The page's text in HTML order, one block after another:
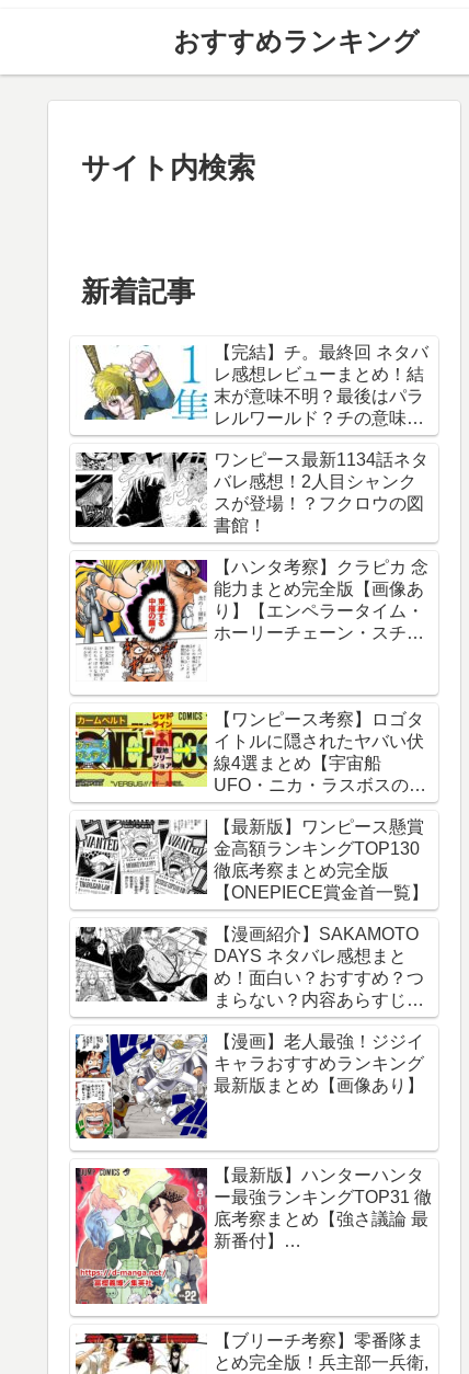
おすすめランキング
サイト内検索
新着記事
【完結】チ。最終回 ネタバ
レ感想レビューまとめ！結
末が意味不明？最後はパラ
レルワールド？チの意味
は？内容あらすじは？アル
ベルト・ブルゼフスキと
は？【総合評価評判】【地
球の運動について】
ワンピース最新1134話ネタ
バレ感想！2人目シャンク
スが登場！？フクロウの図
書館！
【ハンタ考察】クラピカ 念
能力まとめ完全版【画像あ
り】【エンペラータイム・
ホーリーチェーン・スチー
ン】
【ワンピース考察】ロゴタ
イトルに隠されたヤバい伏
線4選まとめ【宇宙船
UFO・ニカ・ラスボスのイ
ム様・グランドライン】
【最新版】ワンピース懸賞
金高額ランキングTOP130
徹底考察まとめ完全版
【ONEPIECE賞金首一覧】
【漫画紹介】SAKAMOTO
DAYS ネタバレ感想まと
め！面白い？おすすめ？つ
まらない？内容あらすじレ
ビュー【サカモトデイズ】
【漫画】老人最強！ジジイ
キャラおすすめランキング
最新版まとめ【画像あり】
【最新版】ハンターハンタ
ー最強ランキングTOP31 徹
底考察まとめ【強さ議論 最
新番付】
【ブリーチ考察】零番隊ま
とめ完全版！兵主部一兵衛,